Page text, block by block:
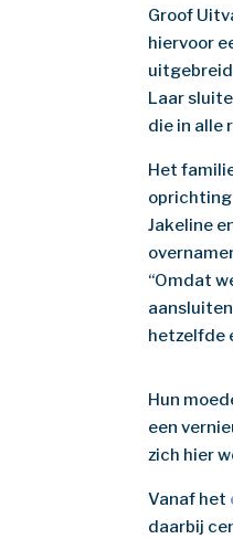
Groof
hiervoor
Laar
die in alle
Het
oprichting
Jakeline
“Omdat
hetzelfde
Hun
een
zich hier
Vanaf het
daarbij